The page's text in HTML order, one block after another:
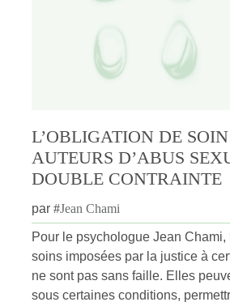
L’OBLIGATION DE
AUTEURS D’ABUS
DOUBLE CONTRAINTE
par #Jean Chami
Pour le psychologue Jean
soins imposées par la justice à
ne sont pas sans faille. Elles
sous certaines conditions,